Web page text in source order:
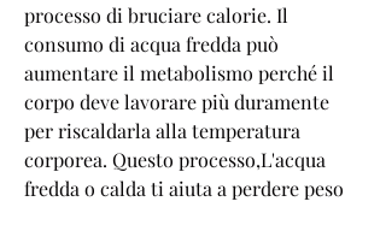
processo di bruciare calorie. Il
consumo di acqua fredda può
aumentare il metabolismo perché il
corpo deve lavorare più duramente
per riscaldarla alla temperatura
corporea. Questo processo,L'acqua
fredda o calda ti aiuta a perdere peso